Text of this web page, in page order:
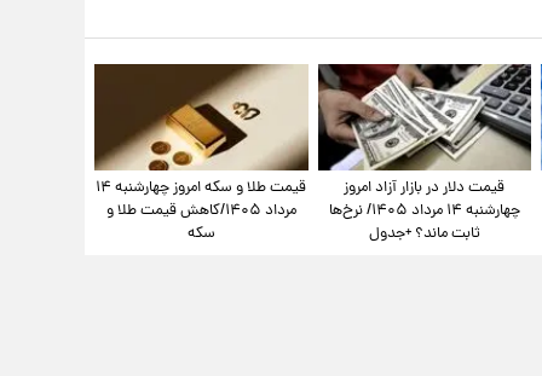
قیمت دلار در بازار آزاد امروز
چهارشنبه ۱۴ مرداد ۱۴۰۵/ نرخ‌ها
ثابت ماند؟ +جدول
قیمت طلا و سکه امروز چهارشنبه ۱۴
مرداد ۱۴۰۵/کاهش قیمت طلا و
سکه